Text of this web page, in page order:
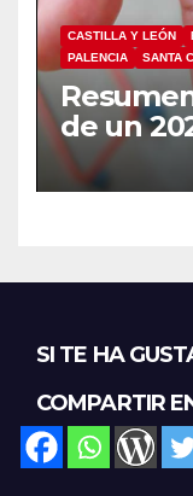
CASTILLA Y LEÓN
PALENCIA
SANTA
de un
SI TE HA
COMPARTIR